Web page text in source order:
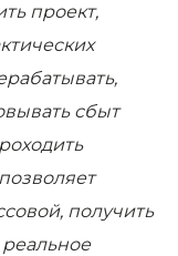
проект,
сбыт
получить